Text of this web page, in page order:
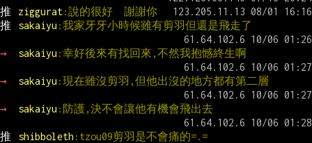
推 ziggurat:說的很好  謝謝你
推
sakaiyu :我家牙牙小時候雖有剪羽但還是飛走了
→ sakaiyu :幸好後來有找回來,不然我抱憾終生啊
→ sakaiyu :現在雖沒剪羽,但他出沒的地方都有第二層
→ sakaiyu :防護,決不會讓他有機會飛出去
推 shibboleth :tzou09剪羽是不會痛的=.=